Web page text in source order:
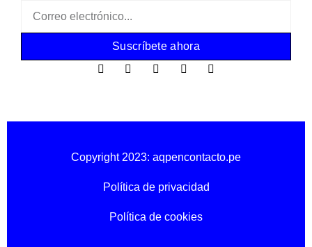
Suscríbete ahora
Copyright 2023: aqpencontacto.pe
Política de privacidad
Política de cookies